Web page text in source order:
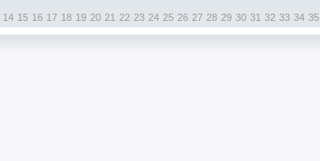
14 15 16 17 18 19 20 21 22 23 24 25 26 27 28 29 30 31 32 33 34 35